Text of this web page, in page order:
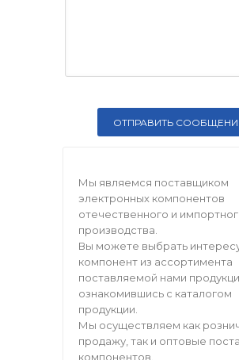
Мы являемся поставщиком
электронных компонентов
отечественного и
производства.
Вы можете выбрать
компонент из ассортимента
поставляемой нами
ознакомившись с каталогом
продукции.
Мы осуществляем как
продажу, так и оптовые
компонентов.